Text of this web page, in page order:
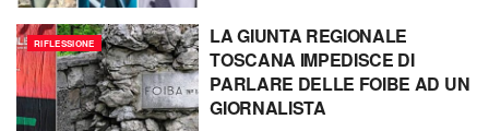
RIFLESSIONE
LA GIUNTA REGIONALE
TOSCANA IMPEDISCE DI
PARLARE DELLE FOIBE AD UN
GIORNALISTA